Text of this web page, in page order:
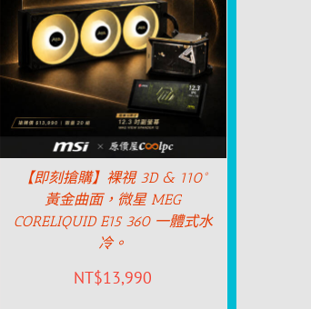
【即刻搶購】裸視 3D & 110°
黃金曲面，微星 MEG
CORELIQUID E15 360 一體式水
冷。
NT$13,990